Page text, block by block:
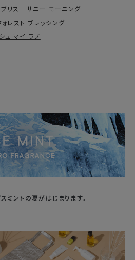
リス
サニー モーニング
ォレスト ブレッシング
ュ マイ ラブ
ミントの夏がはじまります。